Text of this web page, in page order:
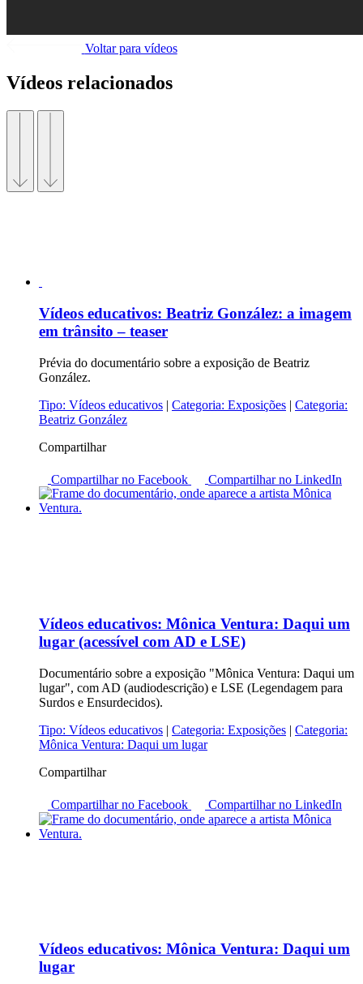
Voltar para vídeos
Vídeos relacionados
Vídeos educativos: Beatriz González: a imagem
em trânsito – teaser
Prévia do documentário sobre a exposição de Beatriz
González.
Tipo: Vídeos educativos | Categoria: Exposições | Categoria:
Beatriz González
Compartilhar
Compartilhar no Facebook Compartilhar no LinkedIn
Vídeos educativos: Mônica Ventura: Daqui um
lugar (acessível com AD e LSE)
Documentário sobre a exposição "Mônica Ventura: Daqui um
lugar", com AD (audiodescrição) e LSE (Legendagem para
Surdos e Ensurdecidos).
Tipo: Vídeos educativos | Categoria: Exposições | Categoria:
Mônica Ventura: Daqui um lugar
Compartilhar
Compartilhar no Facebook Compartilhar no LinkedIn
Vídeos educativos: Mônica Ventura: Daqui um
lugar